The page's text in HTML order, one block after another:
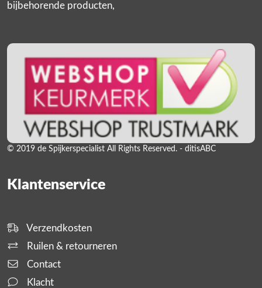
bijbehorende producten,
© 2019 de Spijkerspecialist All Rights Reserved. - ditisABC
Klantenservice
Verzendkosten
Ruilen & retourneren
Contact
Klacht